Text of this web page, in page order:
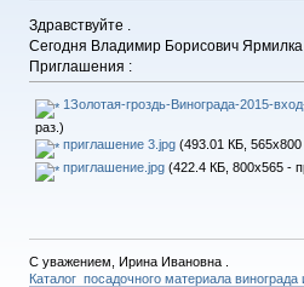
Здравствуйте .
Сегодня Владимир Борисович
Приглашения :
1Золотая-гроздь-Винограда-2015-
раз.)
приглашение 3.jpg(493.01 КБ, 565x800
приглашение.jpg(422.4 КБ, 800x565 -
С уважением, Ирина Ивановна .
Каталог посадочного материала